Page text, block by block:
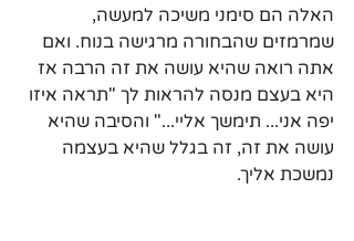
האלה הם סימני משיכה למעשה,
שמרמזים שהבחורה מרגישה בנוח. ואם
אתה רואה שהיא עושה את זה הרבה אז
היא בעצם מנסה להראות לך "תראה איזו
יפה אני... תימשך אליי..." והסיבה שהיא
עושה את זה, זה בגלל שהיא בעצמה
נמשכת אליך.